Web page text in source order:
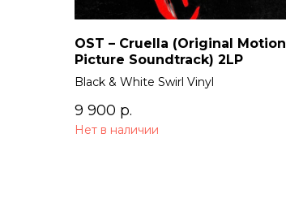
OST – Cruella (Original Motion
Picture Soundtrack) 2LP
Black & White Swirl Vinyl
9 900 р.
Нет в наличии